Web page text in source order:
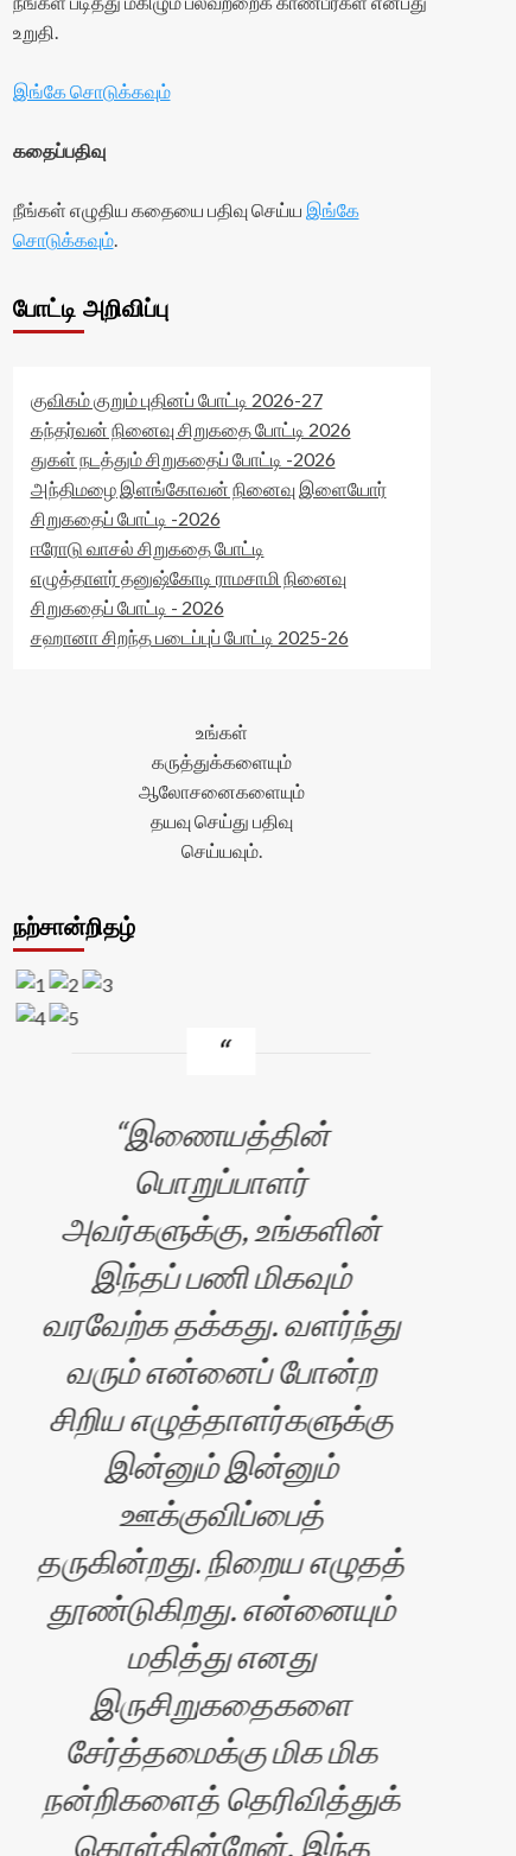
உறுதி.
இங்கே சொடுக்கவும்
கதைப்பதிவு
நீங்கள் எழுதிய கதையை பதிவு செய்ய இங்கே
சொடுக்கவும்.
போட்டி அறிவிப்பு
குவிகம் குறும் புதினப் போட்டி 2026-27
கந்தர்வன் நினைவு சிறுகதை போட்டி 2026
துகள் நடத்தும் சிறுகதைப் போட்டி -2026
அந்திமழை இளங்கோவன் நினைவு இளையோர்
சிறுகதைப் போட்டி -2026
ஈரோடு வாசல் சிறுகதை போட்டி
எழுத்தாளர் தனுஷ்கோடி ராமசாமி நினைவு
சிறுகதைப் போட்டி - 2026
சஹானா சிறந்த படைப்புப் போட்டி 2025-26
உங்கள்
கருத்துக்களையும்
ஆலோசனைகளையும்
தயவு செய்து பதிவு
செய்யவும்.
நற்சான்றிதழ்
இணையத்தின்
பொறுப்பாளர்
அவர்களுக்கு, உங்களின்
இந்தப் பணி மிகவும்
வரவேற்க தக்கது. வளர்ந்து
வரும் என்னைப் போன்ற
சிறிய எழுத்தாளர்களுக்கு
இன்னும் இன்னும்
ஊக்குவிப்பைத்
தருகின்றது. நிறைய எழுதத்
தூண்டுகிறது. என்னையும்
மதித்து எனது
இருசிறுகதைகளை
சேர்த்தமைக்கு மிக மிக
நன்றிகளைத் தெரிவித்துக்
கொள்கின்றேன். இந்த